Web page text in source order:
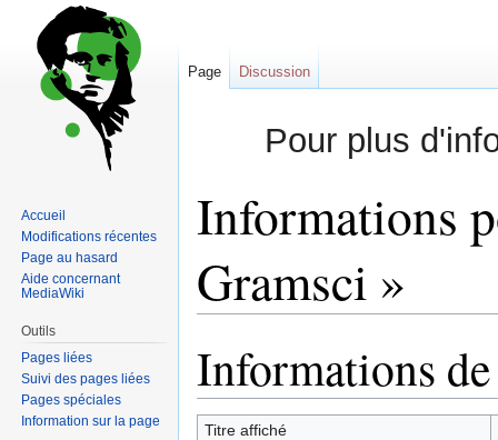
Pour plus
Informations
Gramsci »
la
navigation
la
recherche
Informations de
Titre affiché
Page Discussion
Accueil
Modifications récentes
Page au hasard
Aide concernant
MediaWiki
Outils
Pages liées
Suivi des pages liées
Pages spéciales
Information sur la page